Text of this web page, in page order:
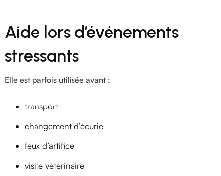
Aide lors d’événements
stressants
Elle est parfois utilisée avant :
transport
changement d’écurie
feux d’artifice
visite vétérinaire